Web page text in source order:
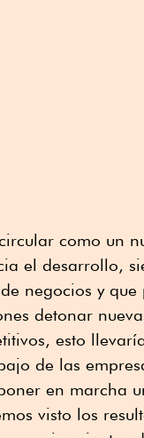
como un
el desarrollo,
negocios y
detonar
esto
de las
en marcha
visto los